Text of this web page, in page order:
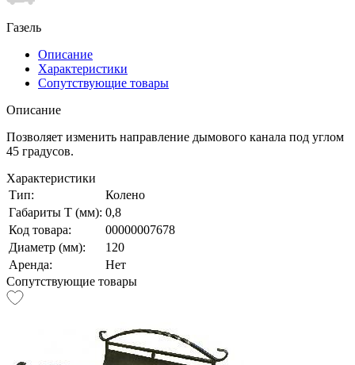
Газель
Описание
Характеристики
Сопутствующие товары
Описание
Позволяет изменить направление дымового канала под углом
45 градусов.
Характеристики
Тип:
Колено
Габариты Т (мм): 0,8
Код товара:
00000007678
Диаметр (мм):
120
Аренда:
Нет
Сопутствующие товары